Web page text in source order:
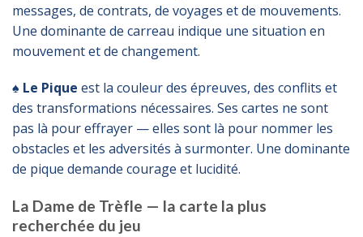
messages, de contrats, de voyages et de mouvements.
Une dominante de carreau indique une situation en
mouvement et de changement.
♠ Le Pique est la couleur des épreuves, des conflits et
des transformations nécessaires. Ses cartes ne sont
pas là pour effrayer — elles sont là pour nommer les
obstacles et les adversités à surmonter. Une dominante
de pique demande courage et lucidité.
La Dame de Trèfle — la carte la plus
recherchée du jeu